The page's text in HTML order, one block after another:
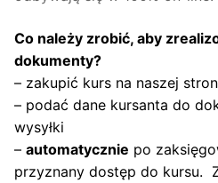
Co należy zrobić, aby
dokumenty?
– zakupić kurs na naszej
– podać dane kursanta do
wysyłki
– automatycznie po
przyznany dostęp do kursu.